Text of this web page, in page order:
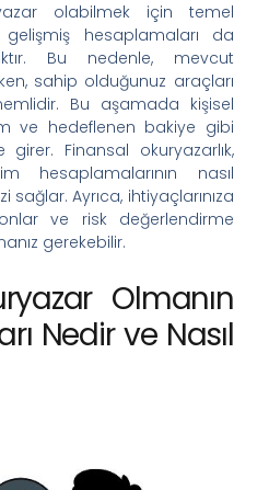
olabilmek için temel
gelişmiş hesaplamaları da
Bu nedenle, mevcut
sahip olduğunuz araçları
Bu aşamada kişisel
ve hedeflenen bakiye gibi
Finansal okuryazarlık,
hesaplamalarının nasıl
sağlar. Ayrıca, ihtiyaçlarınıza
ve risk değerlendirme
gerekebilir.
Olmanın
Nedir ve Nasıl